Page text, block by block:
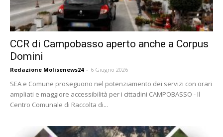
CCR di Campobasso aperto anche a Corpus
Domini
Redazione Molisenews24 - 6 Giugno 2026
SEA e Comune proseguono nel potenziamento dei servizi con orari
ampliati e maggiore accessibilità per i cittadini CAMPOBASSO - Il
Centro Comunale di Raccolta di...